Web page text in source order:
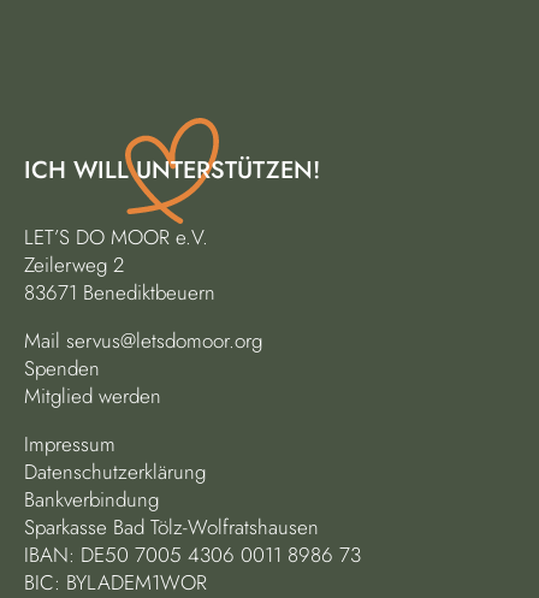
ICH WILL UNTERSTÜTZEN!
LET’S DO MOOR e.V.
Zeilerweg 2
83671 Benediktbeuern
Mail servus@letsdomoor.org
Spenden
Mitglied werden
Impressum
Datenschutzerklärung
Bankverbindung
Sparkasse Bad Tölz-Wolfratshausen
IBAN: DE50 7005 4306 0011 8986 73
BIC: BYLADEM1WOR